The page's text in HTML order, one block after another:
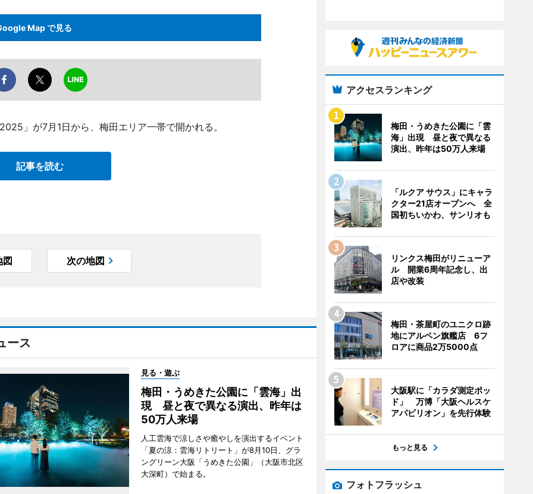
Map で見る
」が7月1日から、梅田エリア一帯で開かれる。
記事を読む
図 次の地図
ース
見る・遊ぶ
梅田・うめきた公園に「雲海」出
現 昼と夜で異なる演出、昨年は
50万人来場
人工雲海で涼しさや癒やしを演出するイベント
「夏の涼：雲海リトリート」が8月10日、グラ
ングリーン大阪「うめきた公園」（大阪市北区
大深町）で始まる。
アクセスランキング
梅田・うめきた公園に「雲
海」出現 昼と夜で異なる
演出、昨年は50万人来場
「ルクア サウス」にキャラ
クター21店オープンへ 全
国初ちいかわ、サンリオも
リンクス梅田がリニューア
ル 開業6周年記念し、出
店や改装
梅田・茶屋町のユニクロ跡
地にアルペン旗艦店 6フ
ロアに商品2万5000点
大阪駅に「カラダ測定ポッ
ド」 万博「大阪ヘルスケ
アパビリオン」を先行体験
もっと見る
フォトフラッシュ